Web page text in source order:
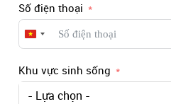
Số điện thoại
Vietnam
+84
Khu vực sinh sống
- Lựa chọn -